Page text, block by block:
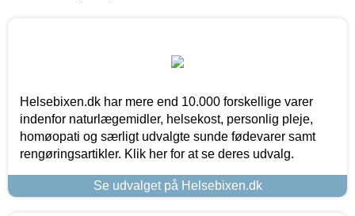
Helsebixen.dk har mere end 10.000 forskellige varer
indenfor naturlægemidler, helsekost, personlig pleje,
homøopati og særligt udvalgte sunde fødevarer samt
rengøringsartikler. Klik her for at se deres udvalg.
Se udvalget på Helsebixen.dk